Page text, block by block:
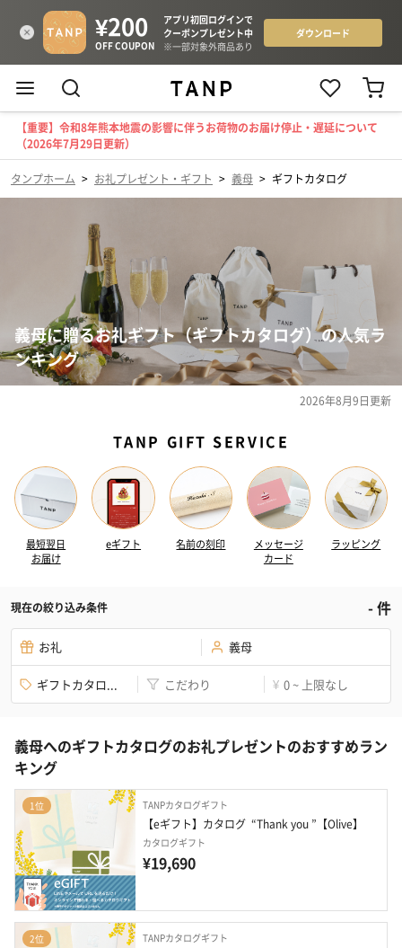
【重要】令和8年熊本地震の影響に伴うお荷物のお届け停止・遅延について
（2026年7月29日更新）
タンプホーム > お礼プレゼント・ギフト > 義母 > ギフトカタログ
義母に贈るお礼ギフト（ギフトカタログ）の人気ラ
ンキング
2026年8月9日更新
TANP GIFT SERVICE
最短翌日
お届け
eギフト 名前の刻印
メッセージ
カード
ラッピング
現在の絞り込み条件 -件
お礼 義母
ギフトカタロ... こだわり ¥ 0 ~ 上限なし
義母へのギフトカタログのお礼プレゼントのおすすめラン
キング
1位 TANPカタログギフト
【eギフト】カタログ  “Thank you ”【Olive】
カタログギフト
¥19,690
2位 TANPカタログギフト